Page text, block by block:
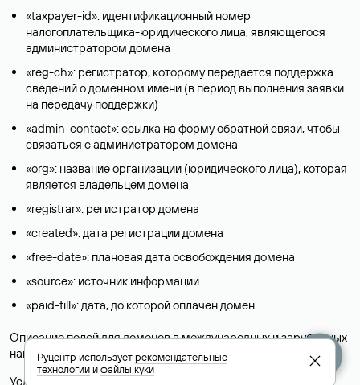
«taxpayer-id»: идентификационный номер
налогоплательщика-юридического лица, являющегося
администратором домена
«reg-ch»: регистратор, которому передается поддержка
сведений о доменном имени (в период выполнения заявки
на передачу поддержки)
«admin-contact»: ссылка на форму обратной связи, чтобы
связаться с администратором домена
«org»: название организации (юридического лица), которая
является владельцем домена
«registrar»: регистратор домена
«created»: дата регистрации домена
«free-date»: плановая дата освобождения домена
«source»: источник информации
«paid-till»: дата, до которой оплачен домен
Описание полей для доменов в международных и зарубежных
национальных доменах представлены в разделе «
Помощь
Условия использования Whois-сервиса
Руцентр используетрекомендательные
технологииифайлы куки